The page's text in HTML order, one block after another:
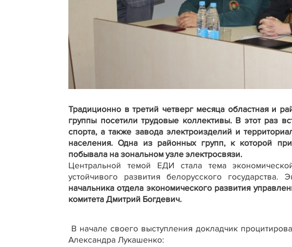
Традиционно в третий четверг месяца областная и
группы посетили трудовые коллективы. В этот раз
спорта, а также завода электроизделий и
населения. Одна из районных групп, к которой
побывала на зональном узле электросвязи.
Центральной темой ЕДИ стала тема
устойчивого развития белорусского
начальника отдела экономического развития
комитета Дмитрий Богдевич.
В начале своего выступления докладчик
Александра Лукашенко: